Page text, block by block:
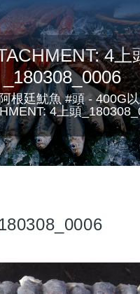
4上
_180308_0006
根廷魷魚 #頭 - 400G
4上頭